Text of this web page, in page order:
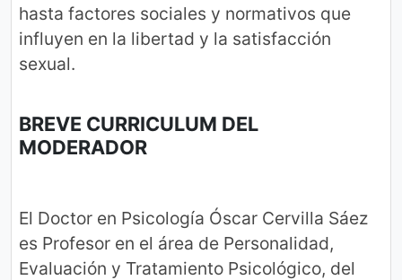
hasta factores sociales y normativos que
influyen en la libertad y la satisfacción
sexual.
BREVE CURRICULUM DEL
MODERADOR
El Doctor en Psicología Óscar Cervilla Sáez
es Profesor en el área de Personalidad,
Evaluación y Tratamiento Psicológico, del